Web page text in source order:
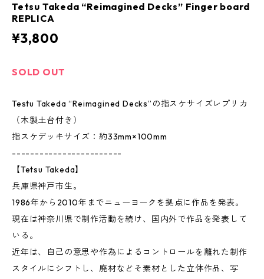
Tetsu Takeda “Reimagined Decks” Finger board
REPLICA
¥3,800
SOLD OUT
Testu Takeda “Reimagined Decks”の指スケサイズレプリカ
（木製土台付き）
指スケデッキサイズ：約33mm×100mm
------------------------
【Tetsu Takeda】
兵庫県神戸市生。
1986年から2010年までニューヨークを拠点に作品を発表。
現在は神奈川県で制作活動を続け、国内外で作品を発表して
いる。
近年は、自己の意思や作為によるコントロールを離れた制作
スタイルにシフトし、廃材などそ素材とした立体作品、写